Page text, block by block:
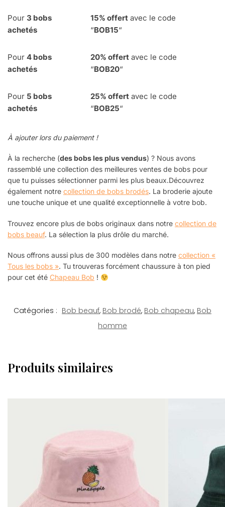
Pour 3 bobs
achetés
15% offert avec le code
“BOB15“
Pour 4 bobs
achetés
20% offert avec le code
“BOB20“
Pour 5 bobs
achetés
25% offert avec le code
“BOB25“
À ajouter lors du paiement !
À la recherche (des bobs les plus vendus) ? Nous avons
rassemblé une collection des meilleures ventes de bobs pour
que tu puisses sélectionner parmi les plus beaux.Découvrez
également notre collection de bobs brodés. La broderie ajoute
une touche unique et une qualité exceptionnelle à votre bob.
Trouvez encore plus de bobs originaux dans notre collection de
bobs beauf. La sélection la plus drôle du marché.
Nous offrons aussi plus de 300 modèles dans notre collection «
Tous les bobs ». Tu trouveras forcément chaussure à ton pied
pour cet été Chapeau Bob !
Catégories : Bob beauf, Bob brodé, Bob chapeau, Bob
homme
Produits similaires